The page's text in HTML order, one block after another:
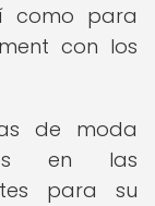
como para
con los
de moda
en las
para su